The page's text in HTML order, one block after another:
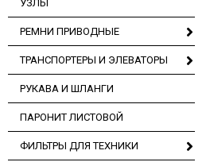
УЗЛЫ
РЕМНИ ПРИВОДНЫЕ
ТРАНСПОРТЕРЫ И ЭЛЕВАТОРЫ
РУКАВА И ШЛАНГИ
ПАРОНИТ ЛИСТОВОЙ
ФИЛЬТРЫ ДЛЯ ТЕХНИКИ